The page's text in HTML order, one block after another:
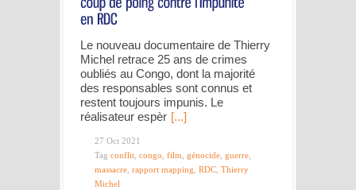
Le nouveau documentaire de Thierry
Michel retrace 25 ans de crimes
oubliés au Congo, dont la majorité
des responsables sont connus et
restent toujours impunis. Le
réalisateur espèr [...]
27 Oct 2021
Tag conflit, congo, film, génocide, guerre,
massacre, rapport mapping, RDC, Thierry
Michel